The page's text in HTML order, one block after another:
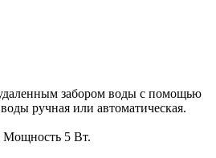
удаленным забором воды с помощью
ручная или автоматическая.
Мощность 5 Вт.